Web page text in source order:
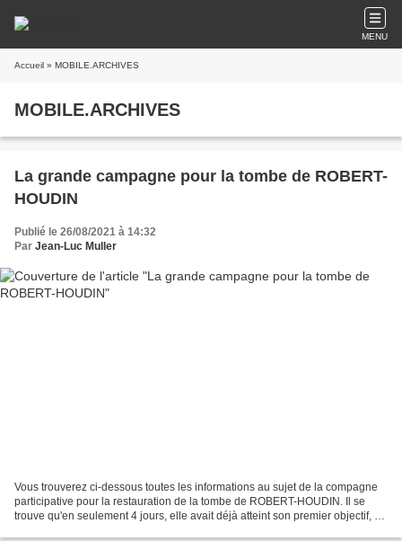
MENU
Accueil » MOBILE.ARCHIVES
MOBILE.ARCHIVES
La grande campagne pour la tombe de ROBERT-
HOUDIN
Publié le 26/08/2021 à 14:32
Par Jean-Luc Muller
Vous trouverez ci-dessous toutes les informations au sujet de la compagne
participative pour la restauration de la tombe de ROBERT-HOUDIN. Il se
trouve qu'en seulement 4 jours, elle avait déjà atteint son premier objectif, et